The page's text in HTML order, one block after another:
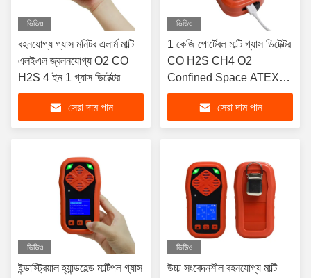
ভিডিও
বহনযোগ্য গ্যাস মনিটর এলার্ম মাল্টি
এলইএল জ্বলনযোগ্য O2 CO
H2S 4 ইন 1 গ্যাস ডিটেক্টর
সেরা দাম পান
ভিডিও
1 কেজি পোর্টেবল মাল্টি গ্যাস ডিটেক্টর
CO H2S CH4 O2
Confined Space ATEX
Certified
সেরা দাম পান
ভিডিও
ইন্ডাস্ট্রিয়াল হ্যান্ডহেল্ড মাল্টিপল গ্যাস
ভিডিও
উচ্চ সংবেদনশীল বহনযোগ্য মাল্টি